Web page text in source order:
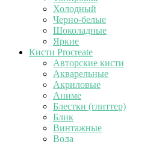
Холодный
Черно-белые
Шоколадные
Яркие
Кисти Procreate
Авторские кисти
Акварельные
Акриловые
Аниме
Блестки (глиттер)
Блик
Винтажные
Вода